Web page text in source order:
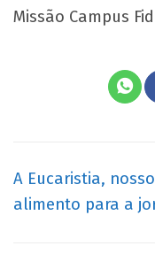
Missão Campus
A Eucaristia, nosso
alimento para a